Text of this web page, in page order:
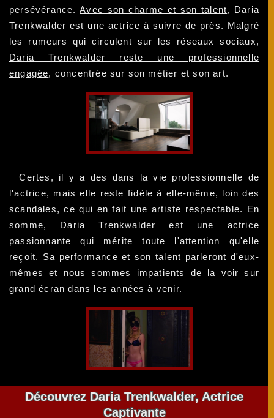
persévérance.Avec son charme et son talent, Daria
Trenkwalder est une actrice à suivre de près. Malgré
les rumeurs qui circulent sur les réseaux sociaux,
Daria Trenkwalder reste une professionnelle
engagée, concentrée sur son métier et son art.
Certes, il y a des dans la vie professionnelle de
l'actrice, mais elle reste fidèle à elle-même, loin des
scandales, ce qui en fait une artiste respectable. En
somme, Daria Trenkwalder est une actrice
passionnante qui mérite toute l'attention qu'elle
reçoit. Sa performance et son talent parleront d'eux-
mêmes et nous sommes impatients de la voir sur
grand écran dans les années à venir.
Découvrez Daria Trenkwalder, Actrice
Captivante